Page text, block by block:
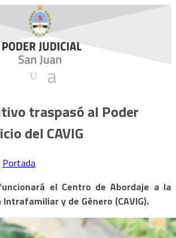
traspasó al Poder
del CAVIG
Portada
el Centro de Abordaje a la
y de Género (CAVIG).